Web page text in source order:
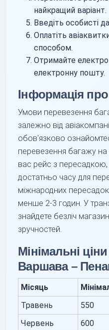
найкращий варіант.
Введіть особисті
Оплатіть
способом.
Отримайте
електронну пошту.
Інформація
Умови перевезення
залежно від
обов'язково
перевезення багажу на
вас рейс з
достатньо часу для
міжнародних
менше 2-3 годин. У
знайдете безліч
зручностей.
Мінімальні
Варшава –
Місяць
Травень
550
Червень
600